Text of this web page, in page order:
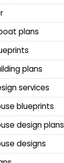
plans
plans
services
blueprints
design plans
designs